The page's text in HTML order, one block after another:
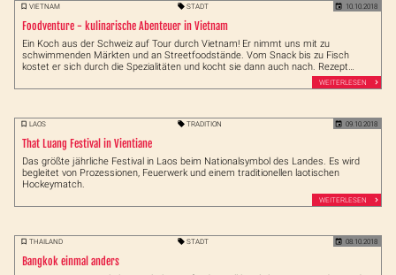
VIETNAM STADT 10.10.2018
Foodventure - kulinarische Abenteuer in Vietnam
Ein Koch aus der Schweiz auf Tour durch Vietnam! Er nimmt uns mit zu
schwimmenden Märkten und an Streetfoodstände. Vom Snack bis zu Fisch
kostet er sich durch die Spezialitäten und kocht sie dann auch nach. Rezept
WEITERLESEN
LAOS TRADITION 09.10.2018
That Luang Festival in Vientiane
Das größte jährliche Festival in Laos beim Nationalsymbol des Landes. Es wird
begleitet von Prozessionen, Feuerwerk und einem traditionellen laotischen
Hockeymatch.
WEITERLESEN
THAILAND STADT 08.10.2018
Bangkok einmal anders